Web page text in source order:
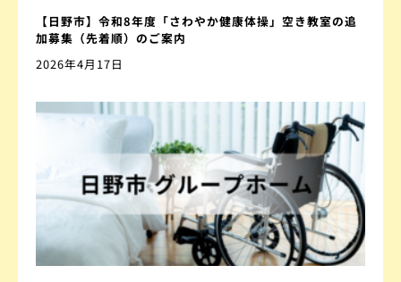
【日野市】令和8年度「さわやか健康体操」空き教室の追
加募集（先着順）のご案内
2026年4月17日